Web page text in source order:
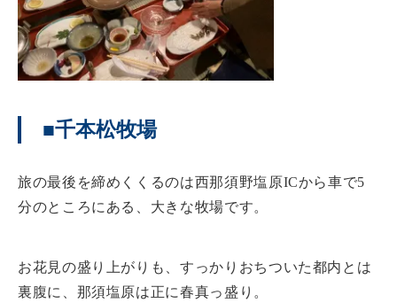
■千本松牧場
旅の最後を締めくくるのは西那須野塩原ICから車で5
分のところにある、大きな牧場です。
お花見の盛り上がりも、すっかりおちついた都内とは
裏腹に、那須塩原は正に春真っ盛り。